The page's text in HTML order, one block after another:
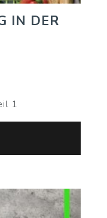
IN DER
1